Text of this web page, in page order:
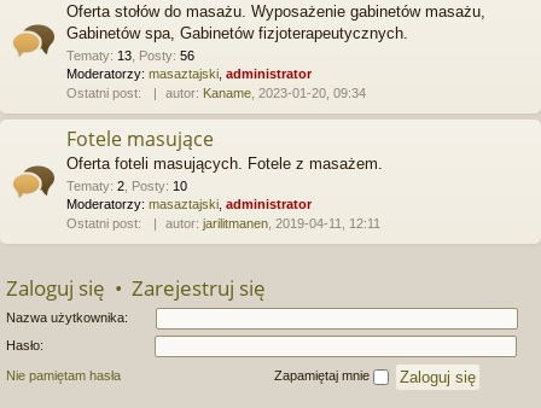
Oferta stołów do masażu. Wyposażenie gabinetów masażu,
Gabinetów spa, Gabinetów fizjoterapeutycznych.
Tematy: 13 Posty: 56
Moderatorzy: masaztajski administrator
Ostatni post:
autor: Kaname , 2023-01-20, 09:34
Fotele masujące
Oferta foteli masujących. Fotele z masażem.
Tematy: 2 Posty: 10
Moderatorzy: masaztajski administrator
Ostatni post:
autor: jarilitmanen , 2019-04-11, 12:11
Zaloguj się • Zarejestruj się
Nazwa użytkownika:
Hasło:
Nie pamiętam hasła Zapamiętaj mnie